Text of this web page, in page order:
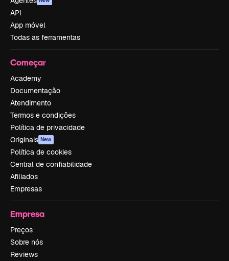
API
App móvel
Todas as ferramentas
Começar
Academy
Documentação
Atendimento
Termos e condições
Política de privacidade
Originais New
Política de cookies
Central de confiabilidade
Afiliados
Empresas
Empresa
Preços
Sobre nós
Reviews